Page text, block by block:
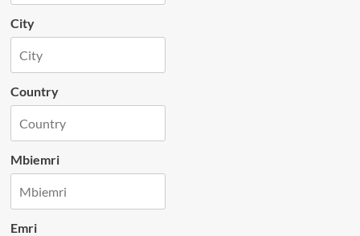
City
Country
Mbiemri
Emri